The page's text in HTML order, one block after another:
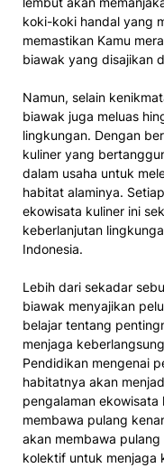
koki-koki handal yang
memastikan Kamu
biawak yang disajikan
Namun, selain
biawak juga meluas
lingkungan. Dengan
kuliner yang
dalam usaha untuk
habitat alaminya.
ekowisata kuliner ini
keberlanjutan
Indonesia.
Lebih dari sekadar
biawak menyajikan
belajar tentang
menjaga
Pendidikan mengenai
habitatnya akan
pengalaman ekowisata
membawa pulang
akan membawa
kolektif untuk menjaga